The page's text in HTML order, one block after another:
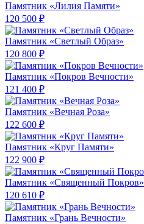
Памятник «Лилия Памяти»
120 500 ₽
Памятник «Светлый Образ»
120 800 ₽
Памятник «Покров Вечности»
121 400 ₽
Памятник «Вечная Роза»
122 600 ₽
Памятник «Круг Памяти»
122 900 ₽
Памятник «Священный Покров»
120 610 ₽
Памятник «Грань Вечности»